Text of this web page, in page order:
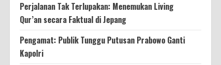
Perjalanan Tak Terlupakan: Menemukan Living
Qur’an secara Faktual di Jepang
Pengamat: Publik Tunggu Putusan Prabowo Ganti
Kapolri